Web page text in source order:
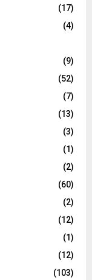
(17)
(4)
(9)
(52)
(7)
(13)
(3)
(1)
(2)
(60)
(2)
(12)
(1)
(12)
(103)